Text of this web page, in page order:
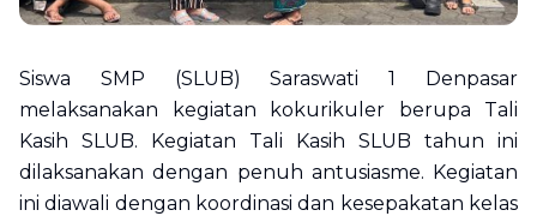
Siswa SMP (SLUB) Saraswati 1 Denpasar
melaksanakan kegiatan kokurikuler berupa Tali
Kasih SLUB. Kegiatan Tali Kasih SLUB tahun ini
dilaksanakan dengan penuh antusiasme. Kegiatan
ini diawali dengan koordinasi dan kesepakatan kelas